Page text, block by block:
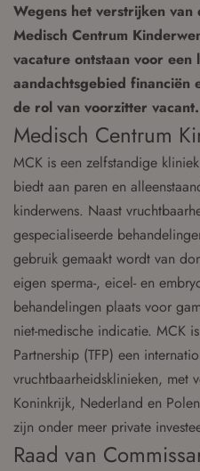
Wegens het verstrijken
Medisch Centrum
vacature ontstaan voor een
aandachtsgebied financiën
de rol van voorzitter vacant.
Medisch Centrum
MCK is een zelfstandige
biedt aan paren en
kinderwens. Naast
gespecialiseerde
gebruik gemaakt wordt van
eigen sperma-, eicel- en
behandelingen plaats voor
niet-medische indicatie. MCK
Partnership (TFP) een
vruchtbaarheidsklinieken, met
Koninkrijk, Nederland en
zijn onder meer private
Raad van